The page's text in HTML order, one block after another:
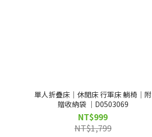
單人折疊床｜休閒床 行軍床 躺椅｜附
贈收納袋 ｜D0503069
NT$999
NT$1,799